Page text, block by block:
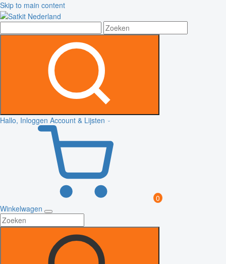
Skip to main content
Hallo, Inloggen Account & Lijsten
0
Winkelwagen